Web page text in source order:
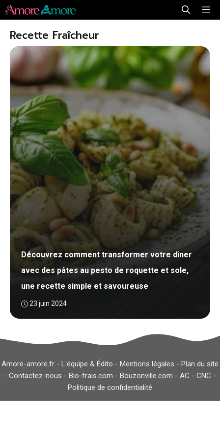
Aller
au
contenu
Recette Fraîcheur
Découvrez comment transformer votre dîner
avec des pâtes au pesto de roquette et sole,
une recette simple et savoureuse
23 juin 2024
Amore-amore.fr - L'équipe & Édito - Mentions légales - Plan du site
- Contactez-nous - Bio-frais.com - Bouzonville.com - AC - CNC -
Politique de confidentialité